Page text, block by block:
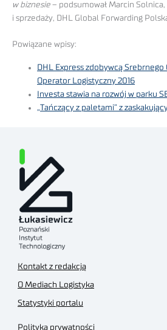
w biznesie – podsumował Marcin
i sprzedaży, DHL Global Forwarding
Powiązane wpisy:
DHL Express zdobywcą Srebrnego
Operator Logistyczny 2016
Investa stawia na rozwój w parku
„Tańczący z paletami” z
Kontakt z redakcją
O Mediach Logistyka
Statystyki portalu
Polityka prywatności